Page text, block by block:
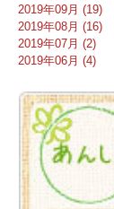
2019年09月 (19)
2019年08月 (16)
2019年07月 (2)
2019年06月 (4)